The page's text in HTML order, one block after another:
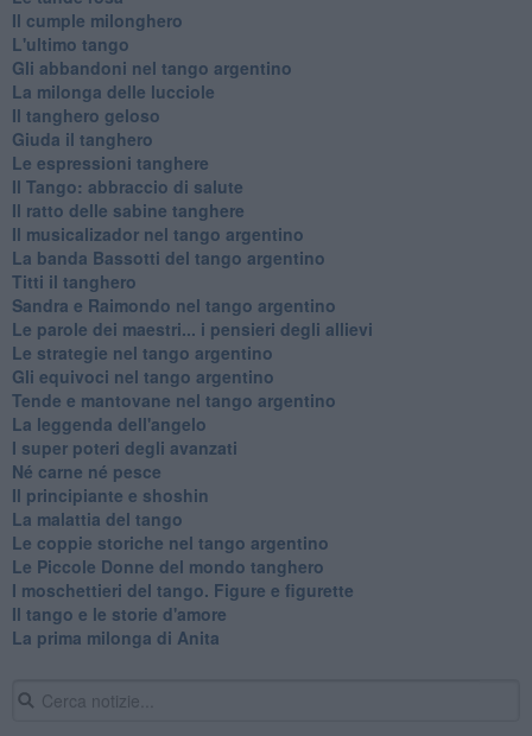
Il cumple milonghero
L'ultimo tango
Gli abbandoni nel tango argentino
La milonga delle lucciole
Il tanghero geloso
Giuda il tanghero
Le espressioni tanghere
Il Tango: abbraccio di salute
Il ratto delle sabine tanghere
Il musicalizador nel tango argentino
La banda Bassotti del tango argentino
Titti il tanghero
Sandra e Raimondo nel tango argentino
Le parole dei maestri... i pensieri degli allievi
Le strategie nel tango argentino
Gli equivoci nel tango argentino
Tende e mantovane nel tango argentino
La leggenda dell'angelo
I super poteri degli avanzati
​Né carne né pesce
Il principiante e shoshin
La malattia del tango
Le coppie storiche nel tango argentino
​Le Piccole Donne del mondo tanghero
I moschettieri del tango. Figure e figurette
Il tango e le storie d'amore
​La prima milonga di Anita